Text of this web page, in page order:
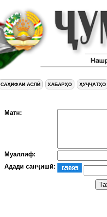
САҲИФАИ АСЛӢ ХАБАРҲО ҲУҶҶАТҲО
Матн:
Муаллиф:
Адади санҷишӣ: